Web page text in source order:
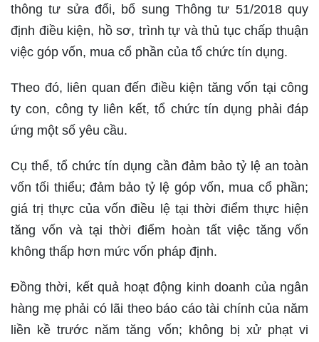
thông tư sửa đổi, bổ sung Thông tư 51/2018 quy
định điều kiện, hồ sơ, trình tự và thủ tục chấp thuận
việc góp vốn, mua cổ phần của tổ chức tín dụng.
Theo đó, liên quan đến điều kiện tăng vốn tại công
ty con, công ty liên kết, tổ chức tín dụng phải đáp
ứng một số yêu cầu.
Cụ thể, tổ chức tín dụng cần đảm bảo tỷ lệ an toàn
vốn tối thiểu; đảm bảo tỷ lệ góp vốn, mua cổ phần;
giá trị thực của vốn điều lệ tại thời điểm thực hiện
tăng vốn và tại thời điểm hoàn tất việc tăng vốn
không thấp hơn mức vốn pháp định.
Đồng thời, kết quả hoạt động kinh doanh của ngân
hàng mẹ phải có lãi theo báo cáo tài chính của năm
liền kề trước năm tăng vốn; không bị xử phạt vi